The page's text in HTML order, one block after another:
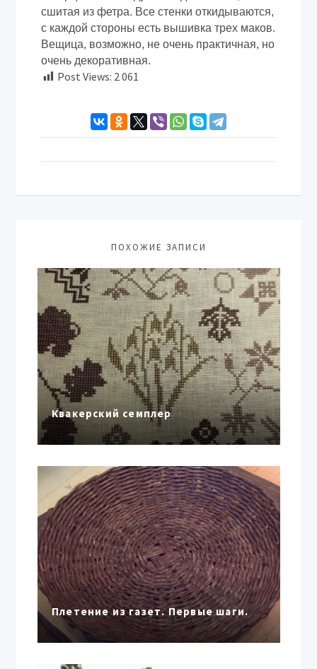
сшитая из фетра. Все стенки откидываются,
с каждой стороны есть вышивка трех маков.
Вещица, возможно, не очень практичная, но
очень декоративная.
Post Views: 2 061
ПОХОЖИЕ ЗАПИСИ
Квакерский семплер
Плетение из газет. Первые шаги.